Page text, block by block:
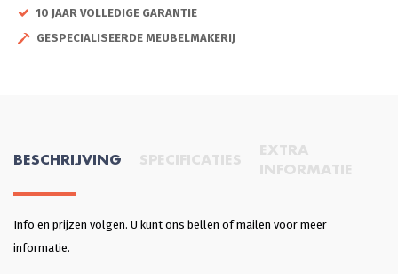
10 JAAR VOLLEDIGE GARANTIE
GESPECIALISEERDE MEUBELMAKERIJ
BESCHRIJVING SPECIFICATIES
EXTRA
INFORMATIE
Info en prijzen volgen. U kunt ons bellen of mailen voor meer
informatie.